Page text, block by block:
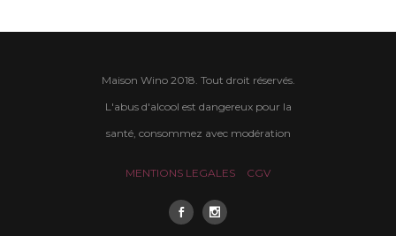
Maison Wino 2018. Tout droit réservés.
L'abus d'alcool est dangereux pour la
santé, consommez avec modération
MENTIONS LEGALES CGV